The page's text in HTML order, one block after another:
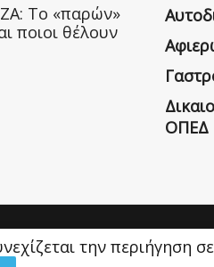
Το «παρών»
ποιοι θέλουν
ΟΠΕΔ
την περιήγηση